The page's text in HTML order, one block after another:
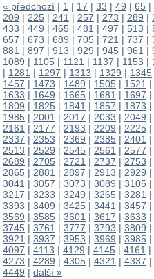
« předchozí | 1 | 17 | 33 | 49 | 65 |
209 | 225 | 241 | 257 | 273 | 289 |
433 | 449 | 465 | 481 | 497 | 513 |
657 | 673 | 689 | 705 | 721 | 737 |
881 | 897 | 913 | 929 | 945 | 961 |
1089 | 1105 | 1121 | 1137 | 1153 |
| 1281 | 1297 | 1313 | 1329 | 1345
1457 | 1473 | 1489 | 1505 | 1521 |
1633 | 1649 | 1665 | 1681 | 1697 |
1809 | 1825 | 1841 | 1857 | 1873 |
1985 | 2001 | 2017 | 2033 | 2049 |
2161 | 2177 | 2193 | 2209 | 2225 |
2337 | 2353 | 2369 | 2385 | 2401 |
2513 | 2529 | 2545 | 2561 | 2577 |
2689 | 2705 | 2721 | 2737 | 2753 |
2865 | 2881 | 2897 | 2913 | 2929 |
3041 | 3057 | 3073 | 3089 | 3105 |
3217 | 3233 | 3249 | 3265 | 3281 |
3393 | 3409 | 3425 | 3441 | 3457 |
3569 | 3585 | 3601 | 3617 | 3633 |
3745 | 3761 | 3777 | 3793 | 3809 |
3921 | 3937 | 3953 | 3969 | 3985 |
4097 | 4113 | 4129 | 4145 | 4161 |
4273 | 4289 | 4305 | 4321 | 4337 |
4449 | další »